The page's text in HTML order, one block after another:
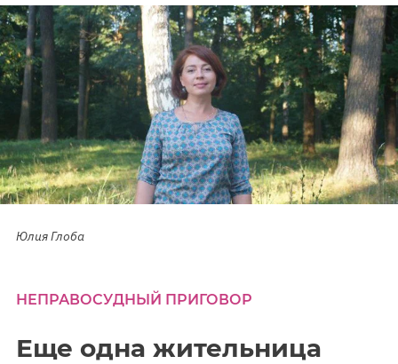
Юлия Глоба
НЕПРАВОСУДНЫЙ ПРИГОВОР
Еще одна жительница